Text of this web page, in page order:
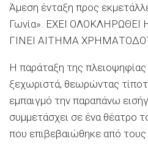
Άμεση ένταξη προς
Γωνία». ΕΧΕΙ ΟΛΟΚΛΗΡΩΘΕΙ
ΓΙΝΕΙ ΑΙΤΗΜΑ
Η παράταξη της πλειοψηφίας
ξεχωριστά, θεωρώντας
εμπαιγμό την παραπάνω
συμμετάσχει σε ένα θέατρο
που επιβεβαιώθηκε από τους